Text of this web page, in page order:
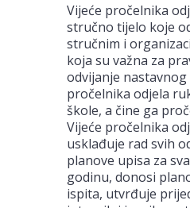
Vijeće pročelnika
stručno tijelo koje
stručnim i
koja su važna za
odvijanje nastavnog
pročelnika odjela
škole, a čine ga
Vijeće pročelnika
usklađuje rad svih
planove upisa za
godinu, donosi
ispita, utvrđuje